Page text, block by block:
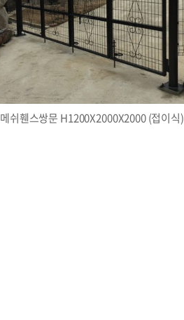
메쉬휀스쌍문 H1200X2000X2000 (접이식)